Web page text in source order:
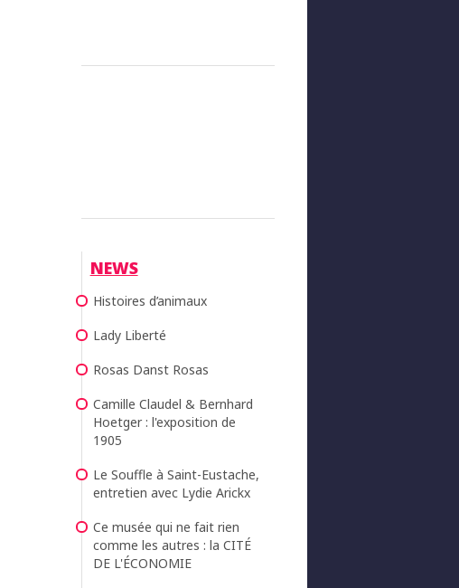
NEWS
Histoires d’animaux
Lady Liberté
Rosas Danst Rosas
Camille Claudel & Bernhard
Hoetger : l'exposition de
1905
Le Souffle à Saint-Eustache,
entretien avec Lydie Arickx
Ce musée qui ne fait rien
comme les autres : la CITÉ
DE L'ÉCONOMIE